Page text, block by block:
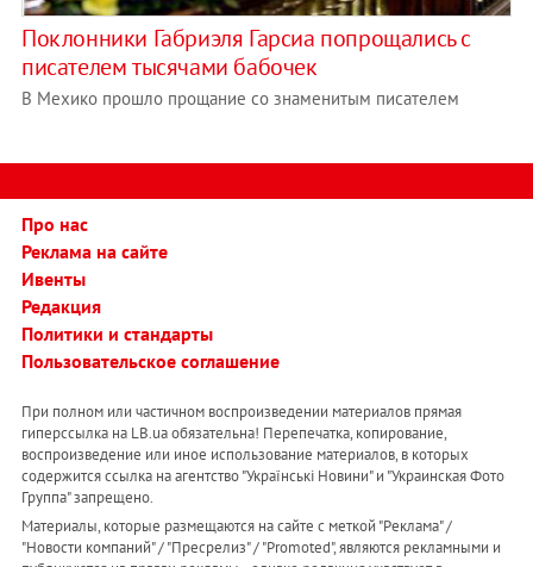
Поклонники Габриэля Гарсиа попрощались с
писателем тысячами бабочек
В Мехико прошло прощание со знаменитым писателем
Про нас
Реклама на сайте
Ивенты
Редакция
Политики и стандарты
Пользовательское соглашение
При полном или частичном воспроизведении материалов прямая
гиперссылка на LB.ua обязательна! Перепечатка, копирование,
воспроизведение или иное использование материалов, в которых
содержится ссылка на агентство "Українськi Новини" и "Украинская Фото
Группа" запрещено.
Материалы, которые размещаются на сайте с меткой "Реклама" /
"Новости компаний" / "Пресрелиз" / "Promoted", являются рекламными и